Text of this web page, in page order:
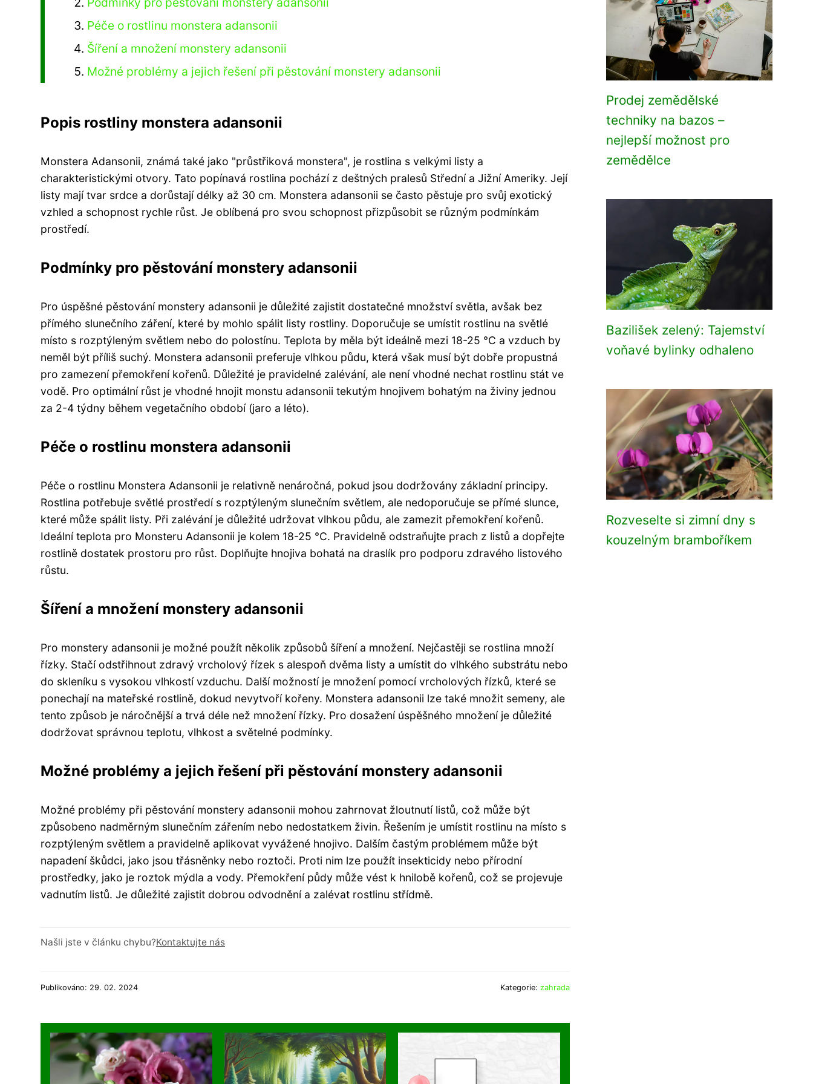
Péče o rostlinu monstera adansonii
Šíření a množení monstery adansonii
Možné problémy a jejich řešení při pěstování monstery adansonii
Popis rostliny monstera adansonii
Monstera Adansonii, známá také jako "průstřiková monstera", je rostlina s velkými listy a
charakteristickými otvory. Tato popínavá rostlina pochází z deštných pralesů Střední a Jižní Ameriky. Její
listy mají tvar srdce a dorůstají délky až 30 cm. Monstera adansonii se často pěstuje pro svůj exotický
vzhled a schopnost rychle růst. Je oblíbená pro svou schopnost přizpůsobit se různým podmínkám
prostředí.
Podmínky pro pěstování monstery adansonii
Pro úspěšné pěstování monstery adansonii je důležité zajistit dostatečné množství světla, avšak bez
přímého slunečního záření, které by mohlo spálit listy rostliny. Doporučuje se umístit rostlinu na světlé
místo s rozptýleným světlem nebo do polostínu. Teplota by měla být ideálně mezi 18-25 °C a vzduch by
neměl být příliš suchý. Monstera adansonii preferuje vlhkou půdu, která však musí být dobře propustná
pro zamezení přemokření kořenů. Důležité je pravidelné zalévání, ale není vhodné nechat rostlinu stát ve
vodě. Pro optimální růst je vhodné hnojit monstu adansonii tekutým hnojivem bohatým na živiny jednou
za 2-4 týdny během vegetačního období (jaro a léto).
Péče o rostlinu monstera adansonii
Péče o rostlinu Monstera Adansonii je relativně nenáročná, pokud jsou dodržovány základní principy.
Rostlina potřebuje světlé prostředí s rozptýleným slunečním světlem, ale nedoporučuje se přímé slunce,
které může spálit listy. Při zalévání je důležité udržovat vlhkou půdu, ale zamezit přemokření kořenů.
Ideální teplota pro Monsteru Adansonii je kolem 18-25 °C. Pravidelně odstraňujte prach z listů a dopřejte
rostlině dostatek prostoru pro růst. Doplňujte hnojiva bohatá na draslík pro podporu zdravého listového
růstu.
Šíření a množení monstery adansonii
Pro monstery adansonii je možné použít několik způsobů šíření a množení. Nejčastěji se rostlina množí
řízky. Stačí odstřihnout zdravý vrcholový řízek s alespoň dvěma listy a umístit do vlhkého substrátu nebo
do skleníku s vysokou vlhkostí vzduchu. Další možností je množení pomocí vrcholových řízků, které se
ponechají na mateřské rostlině, dokud nevytvoří kořeny. Monstera adansonii lze také množit semeny, ale
tento způsob je náročnější a trvá déle než množení řízky. Pro dosažení úspěšného množení je důležité
dodržovat správnou teplotu, vlhkost a světelné podmínky.
Možné problémy a jejich řešení při pěstování monstery adansonii
Možné problémy při pěstování monstery adansonii mohou zahrnovat žloutnutí listů, což může být
způsobeno nadměrným slunečním zářením nebo nedostatkem živin. Řešením je umístit rostlinu na místo s
rozptýleným světlem a pravidelně aplikovat vyvážené hnojivo. Dalším častým problémem může být
napadení škůdci, jako jsou třásněnky nebo roztoči. Proti nim lze použít insekticidy nebo přírodní
prostředky, jako je roztok mýdla a vody. Přemokření půdy může vést k hnilobě kořenů, což se projevuje
vadnutím listů. Je důležité zajistit dobrou odvodnění a zalévat rostlinu střídmě.
Našli jste v článku chybu?Kontaktujte nás
Publikováno: 29. 02. 2024 Kategorie: zahrada
Prodej zemědělské
techniky na bazos –
nejlepší možnost pro
zemědělce
Bazilišek zelený: Tajemství
voňavé bylinky odhaleno
Rozveselte si zimní dny s
kouzelným bramboříkem